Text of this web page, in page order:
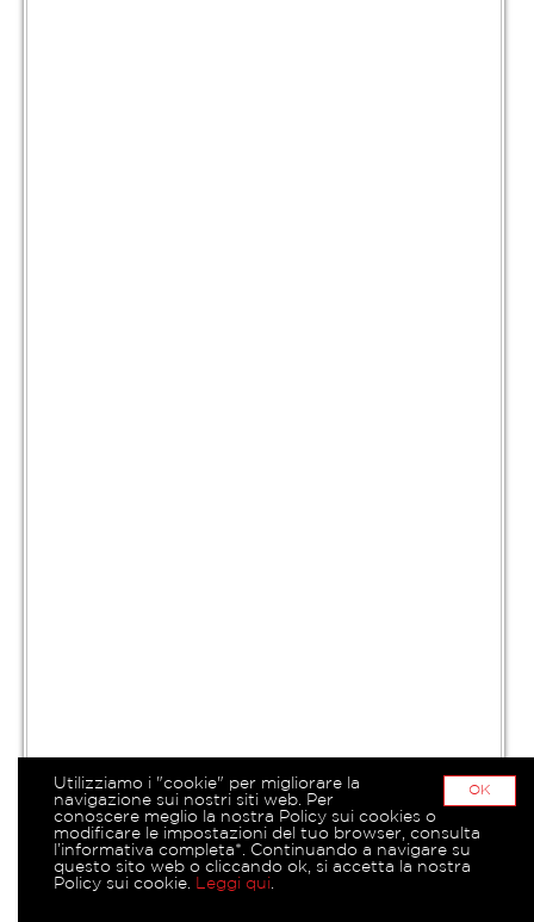
OK
Utilizziamo i "cookie" per migliorare la
navigazione sui nostri siti web. Per
conoscere meglio la nostra Policy sui cookies o
modificare le impostazioni del tuo browser, consulta
l’informativa completa*. Continuando a navigare su
questo sito web o cliccando ok, si accetta la nostra
Policy sui cookie.
Leggi qui